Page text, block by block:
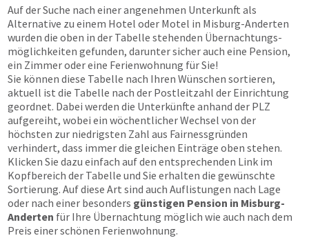
Auf der Suche nach einer angenehmen Unterkunft als
Alternative zu einem Hotel oder Motel in Misburg-Anderten
wurden die oben in der Tabelle stehenden Übernachtungs­
möglichkeiten gefunden, darunter sicher auch eine Pension,
ein Zimmer oder eine Ferienwohnung für Sie!
Sie können diese Tabelle nach Ihren Wünschen sortieren,
aktuell ist die Tabelle nach der Postleitzahl der Einrichtung
geordnet. Dabei werden die Unterkünfte anhand der PLZ
aufgereiht, wobei ein wöchentlicher Wechsel von der
höchsten zur niedrigsten Zahl aus Fairnessgründen
verhindert, dass immer die gleichen Einträge oben stehen.
Klicken Sie dazu einfach auf den entsprechenden Link im
Kopfbereich der Tabelle und Sie erhalten die gewünschte
Sortierung. Auf diese Art sind auch Auflistungen nach Lage
oder nach einer besonders günstigen Pension in Misburg-
Anderten für Ihre Übernachtung möglich wie auch nach dem
Preis einer schönen Ferienwohnung.